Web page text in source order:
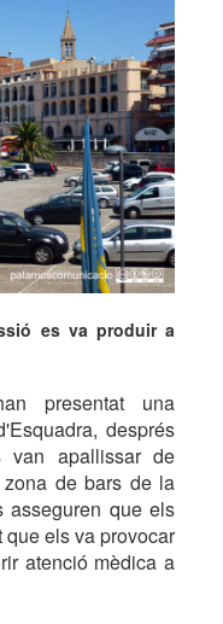
es va produir a
presentat una
després
apallissar de
de bars de la
asseguren que els
els va provocar
atenció mèdica a